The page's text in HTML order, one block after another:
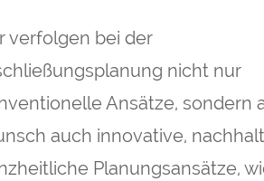
verfolgen bei der
nicht nur
Ansätze, sondern
auch innovative,
Planungsansätze,